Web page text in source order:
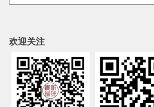
欢迎关注